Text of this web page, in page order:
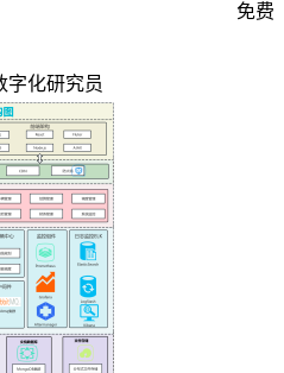
字化研究员
免费